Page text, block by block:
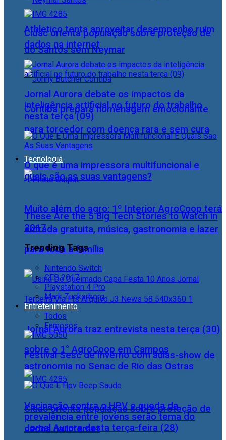
Athletico tenta aproveitar desempenho ruim
do Santos sem Neymar
Coritiba prepara homenagem emocionante
para torcedor com doença rara e sem cura
Tecnologia
Muito além do agro: 1º Interior AgroCoop terá
entrada gratuita, música, gastronomia e lazer
para toda a família
Jornal Aurora traz entrevista nesta terça (30)
sobre o 1° AgroCoop em Campos
Cidac orienta população sobre proteção de
dados na internet
Cidac orienta população sobre proteção de
dados na internet
Jornal Aurora debate os impactos da
inteligência artificial no futuro do trabalho
nesta terça (09)
O que é uma impressora multifuncional e
quais são as suas vantagens?
These Are the 5 Big Tech Stories to Watch in
2017
Trending Tags
Nintendo Switch
CES 2017
Playstation 4 Pro
Mark Zuckerberg
Entretenimento
Todos
Famosos
Festival Sesc de Inverno com aulas-show de
astronomia no Senac de Rio das Ostras
Vacinação contra o HPV e queda da
prevalência entre jovens serão tema do
Jornal Aurora desta terça-feira (28)